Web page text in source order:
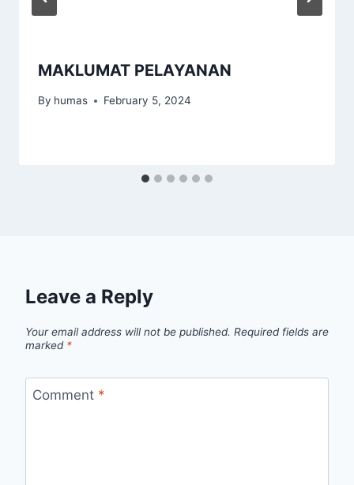
MAKLUMAT PELAYANAN
By humas February 5, 2024
Leave a Reply
Your email address will not be published. Required fields are
marked *
Comment *